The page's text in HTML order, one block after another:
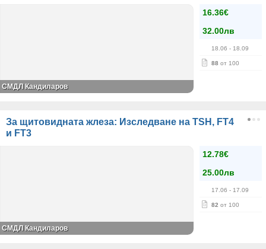
16.36€
32.00лв
18.06 - 18.09
88 от 100
СМДЛ Кандиларов
За щитовидната жлеза: Изследване на TSH, FT4
и FT3
12.78€
25.00лв
17.06 - 17.09
82 от 100
СМДЛ Кандиларов